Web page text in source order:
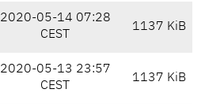
2020-05-14 07:28
CEST
1137 KiB
2020-05-13 23:57
CEST
1137 KiB